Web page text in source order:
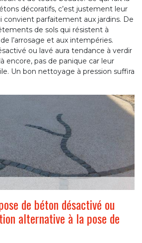
décoratifs, c’est justement leur
convient parfaitement aux jardins. De
de sols qui résistent à
l’arrosage et aux intempéries.
ou lavé aura tendance à verdir
encore, pas de panique car leur
Un bon nettoyage à pression suffira
de béton désactivé ou
alternative à la pose de